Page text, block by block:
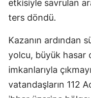
etkisiyle savrulan
ters döndü.
Kazanın ardından
yolcu, büyük hasar
imkanlarıyla
vatandaşların 112